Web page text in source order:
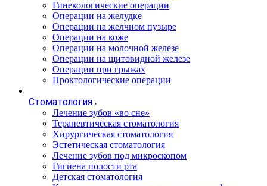
Гинекологические операции
Операции на желудке
Операции на желчном пузыре
Операции на коже
Операции на молочной железе
Операции на щитовидной железе
Операции при грыжах
Проктологические операции
Стоматология
Лечение зубов «во сне»
Терапевтическая стоматология
Хирургическая стоматология
Эстетическая стоматология
Лечение зубов под микроскопом
Гигиена полости рта
Детская стоматология